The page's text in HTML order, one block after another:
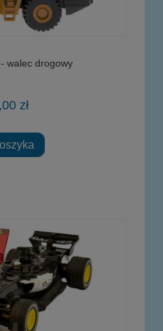
walec drogowy
zł